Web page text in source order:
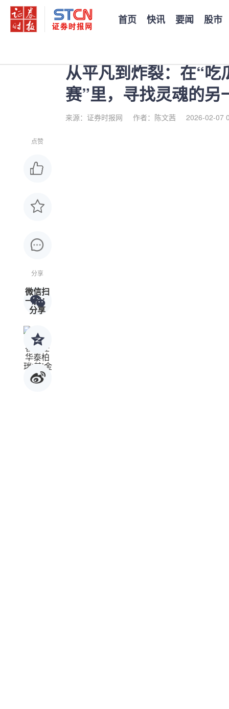
首页 快讯 要闻 股市
从平凡到炸裂：在“
赛”里，寻找灵魂的另
来源：证券时报网 作者：陈文茜 2026-02-07
点赞
分享
微信扫
一扫：
分享